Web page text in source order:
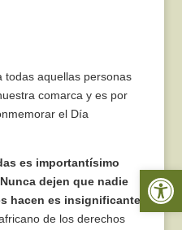
todas aquellas personas
comarca y es por
el Día
es importantísimo
dejen que nadie
hacen es insignificante”
de los derechos
Abrir